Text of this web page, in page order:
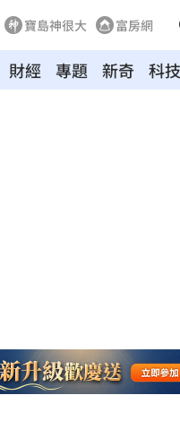
寶島神很大 富房網
財經 專題 新奇 科技